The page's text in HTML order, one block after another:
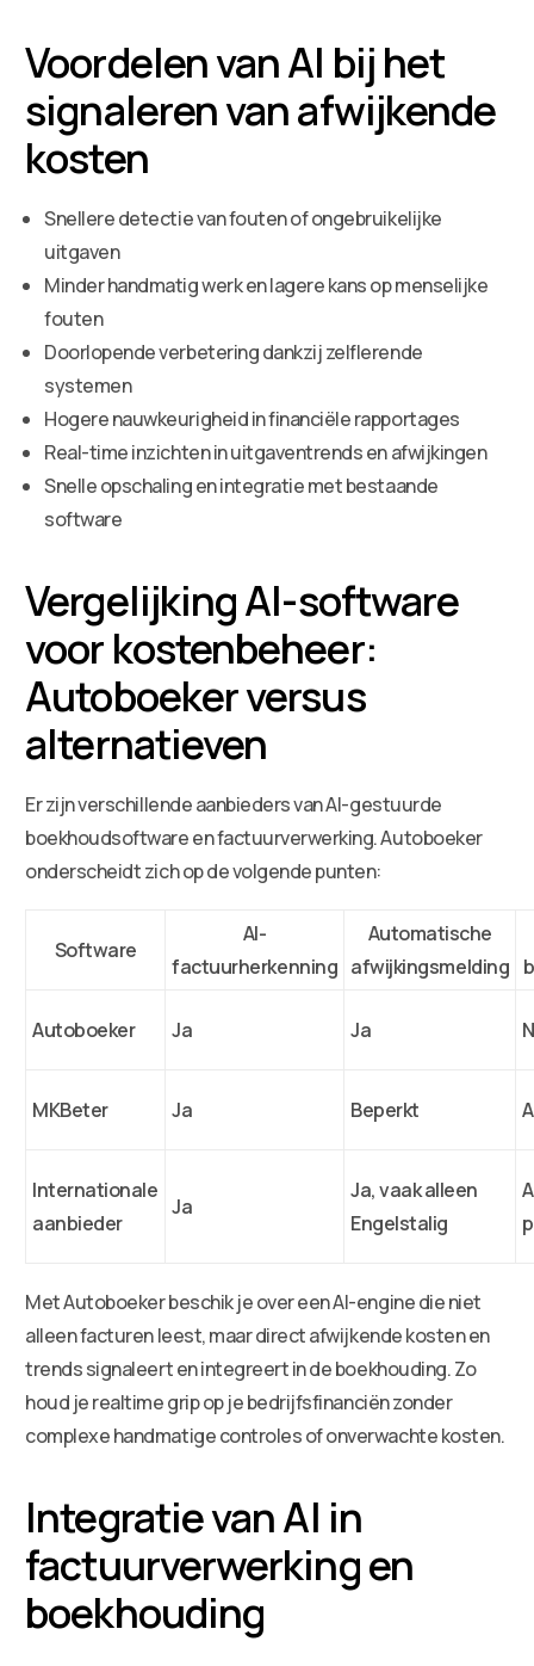
Voordelen van AI bij het
signaleren van afwijkende
kosten
Snellere detectie van fouten of ongebruikelijke
uitgaven
Minder handmatig werk en lagere kans op menselijke
fouten
Doorlopende verbetering dankzij zelflerende
systemen
Hogere nauwkeurigheid in financiële rapportages
Real-time inzichten in uitgaventrends en afwijkingen
Snelle opschaling en integratie met bestaande
software
Vergelijking AI-software
voor kostenbeheer:
Autoboeker versus
alternatieven
Er zijn verschillende aanbieders van AI-gestuurde
boekhoudsoftware en factuurverwerking. Autoboeker
onderscheidt zich op de volgende punten:
Software
AI-
factuurherkenning
Automatische
afwijkingsmelding
Autoboeker Ja Ja
MKBeter Ja Beperkt
Internationale
aanbieder
Ja
Ja, vaak alleen
Engelstalig
Met Autoboeker beschik je over een AI-engine die niet
alleen facturen leest, maar direct afwijkende kosten en
trends signaleert en integreert in de boekhouding. Zo
houd je realtime grip op je bedrijfsfinanciën zonder
complexe handmatige controles of onverwachte kosten.
Integratie van AI in
factuurverwerking en
boekhouding